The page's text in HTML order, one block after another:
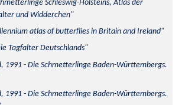
Schleswig-Holsteins, Atlas der
und Widderchen
atlas of butterflies in Britain and Ireland
Tagfalter Deutschlands
1991 - Die Schmetterlinge Baden-Württembergs.
1991 - Die Schmetterlinge Baden-Württembergs.